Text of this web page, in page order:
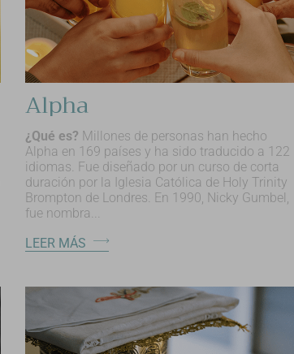
Alpha
¿Qué es? Millones de personas han hecho
Alpha en 169 países y ha sido traducido a 122
idiomas. Fue diseñado por un curso de corta
duración por la Iglesia Católica de Holy Trinity
Brompton de Londres. En 1990, Nicky Gumbel,
fue nombra...
LEER MÁS